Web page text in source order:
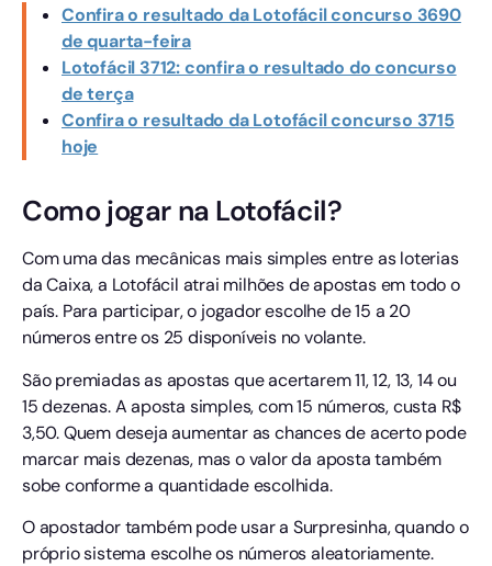
Confira o resultado da Lotofácil concurso 3690
de quarta-feira
Lotofácil 3712: confira o resultado do concurso
de terça
Confira o resultado da Lotofácil concurso 3715
hoje
Como jogar na Lotofácil?
Com uma das mecânicas mais simples entre as loterias
da Caixa, a Lotofácil atrai milhões de apostas em todo o
país. Para participar, o jogador escolhe de 15 a 20
números entre os 25 disponíveis no volante.
São premiadas as apostas que acertarem 11, 12, 13, 14 ou
15 dezenas. A aposta simples, com 15 números, custa R$
3,50. Quem deseja aumentar as chances de acerto pode
marcar mais dezenas, mas o valor da aposta também
sobe conforme a quantidade escolhida.
O apostador também pode usar a Surpresinha, quando o
próprio sistema escolhe os números aleatoriamente.